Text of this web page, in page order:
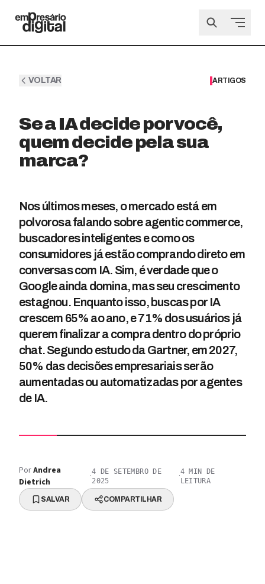
VOLTAR ARTIGOS
Se a IA decide por você,
quem decide pela sua
marca?
Nos últimos meses, o mercado está em
polvorosa falando sobre agentic commerce,
buscadores inteligentes e como os
consumidores já estão comprando direto em
conversas com IA. Sim, é verdade que o
Google ainda domina, mas seu crescimento
estagnou. Enquanto isso, buscas por IA
crescem 65% ao ano, e 71% dos usuários já
querem finalizar a compra dentro do próprio
chat. Segundo estudo da Gartner, em 2027,
50% das decisões empresariais serão
aumentadas ou automatizadas por agentes
de IA.
PorAndrea
Dietrich
·4 DE SETEMBRO DE
2025
·4MIN DE
LEITURA
SALVAR COMPARTILHAR